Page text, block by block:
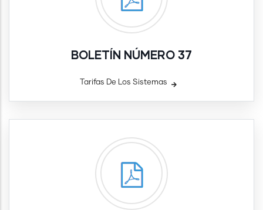
BOLETÍN NÚMERO 37
Tarifas De Los Sistemas